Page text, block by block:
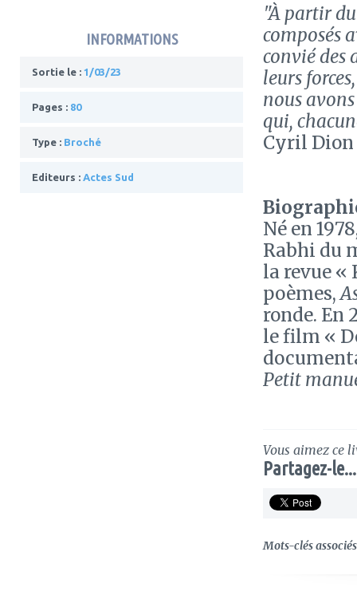
INFORMATIONS
Sortie le : 1/03/23
Pages : 80
Type : Broché
Editeurs : Actes Sud
"À partir
composés
convié des
leurs
nous
qui,
Cyril Dion
Né en
Rabhi du
la revue «
poèmes,
ronde. En
le film «
Petit
Vous aimez ce
Partagez-le...
Mots-clés